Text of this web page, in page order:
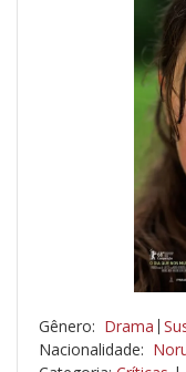
Gênero: Drama
Nacionalidade: